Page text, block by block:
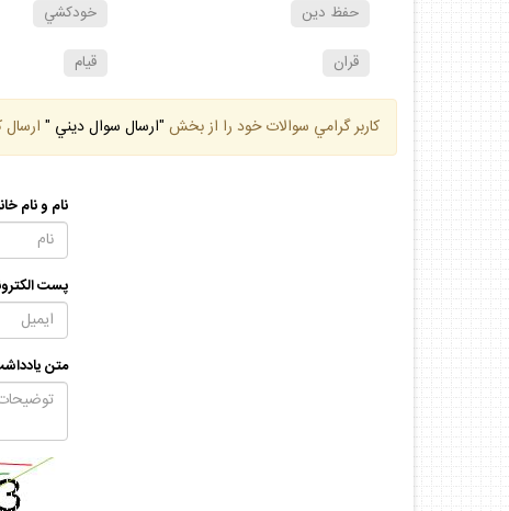
حفظ دين خودكشي
قران قيام
كاربر گرامي سوالات خود را از بخش "ارسال سوال ديني " ارسال
نام و نام
پست
متن